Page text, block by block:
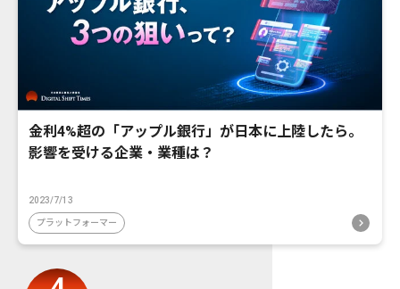
金利4%超の「アップル銀行」が日本に上陸したら。
影響を受ける企業・業種は？
2023/7/13
プラットフォーマー